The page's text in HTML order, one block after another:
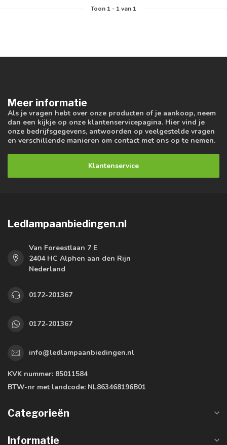
Toon 1- 1van 1
Meer informatie
Als je vragen hebt over onze producten of je aankoop, neem
dan een kijkje op onze klantenservicepagina. Hier vind je
onze bedrijfsgegevens, antwoorden op veelgestelde vragen
en verschillende manieren om contact met ons op te nemen.
Klantenservice
Ledlampaanbiedingen.nl
Van Foreestlaan 7 E
2404 HC Alphen aan den Rijn
Nederland
0172-201367
0172-201367
info@ledlampaanbiedingen.nl
KVK nummer: 85011584
BTW-nr met landcode: NL863468196B01
Categorieën
Informatie